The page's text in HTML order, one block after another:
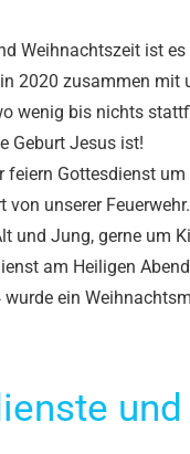
Weihnachtszeit ist
2020 zusammen mit
wenig bis nichts
Geburt Jesus ist!
feiern Gottesdienst
unserer
und Jung, gerne um
am Heiligen
ein